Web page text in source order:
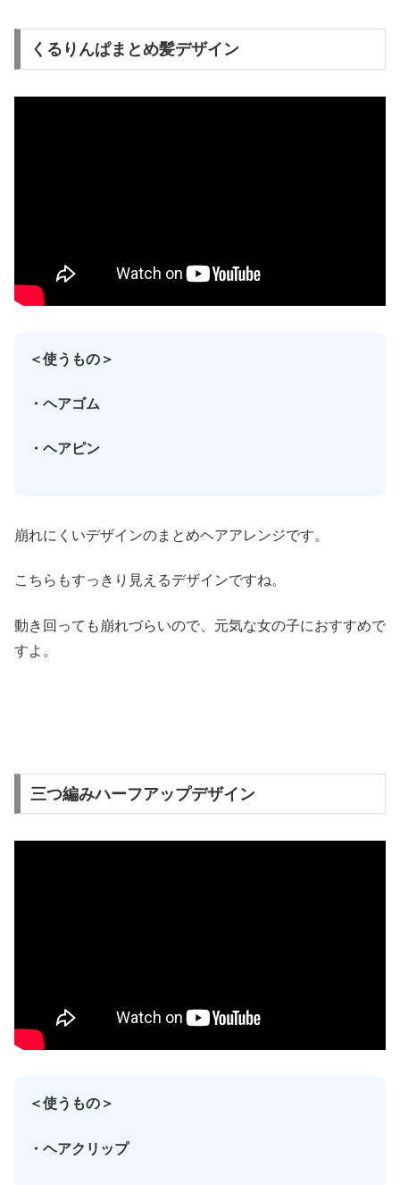
くるりんぱまとめ髪デザイン
＜使うもの＞
・ヘアゴム
・ヘアピン
崩れにくいデザインのまとめヘアアレンジです。
こちらもすっきり見えるデザインですね。
動き回っても崩れづらいので、元気な女の子におすすめで
すよ。
三つ編みハーフアップデザイン
＜使うもの＞
・ヘアクリップ